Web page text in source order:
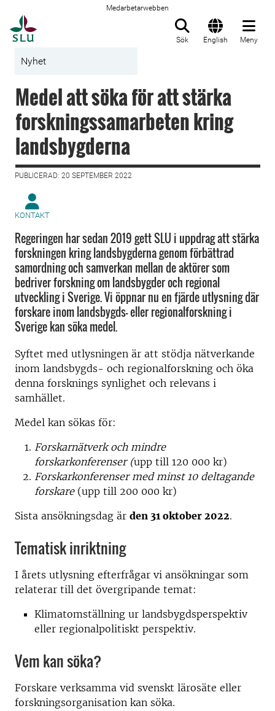
Medarbetarwebben
Sök English Meny
Nyhet
Medel att söka för att stärka
forskningssamarbeten kring
landsbygderna
PUBLICERAD: 20 SEPTEMBER 2022
KONTAKT
Regeringen har sedan 2019 gett SLU i uppdrag att stärka
forskningen kring landsbygderna genom förbättrad
samordning och samverkan mellan de aktörer som
bedriver forskning om landsbygder och regional
utveckling i Sverige. Vi öppnar nu en fjärde utlysning där
forskare inom landsbygds- eller regionalforskning i
Sverige kan söka medel.
Syftet med utlysningen är att stödja nätverkande
inom landsbygds- och regionalforskning och öka
denna forsknings synlighet och relevans i
samhället.
Medel kan sökas för:
Forskarnätverk och mindre
forskarkonferenser (upp till 120 000 kr)
Forskarkonferenser med minst 10 deltagande
forskare (upp till 200 000 kr)
Sista ansökningsdag är den 31 oktober 2022.
Tematisk inriktning
I årets utlysning efterfrågar vi ansökningar som
relaterar till det övergripande temat:
Klimatomställning ur landsbygdsperspektiv
eller regionalpolitiskt perspektiv.
Vem kan söka?
Forskare verksamma vid svenskt lärosäte eller
forskningsorganisation kan söka.